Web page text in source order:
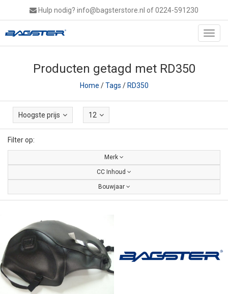
Hulp nodig? info@bagsterstore.nl of 0224-591230
Producten getagd met RD350
Home /Tags /RD350
Hoogste prijs 12
Filter op:
Merk
CC Inhoud
Bouwjaar